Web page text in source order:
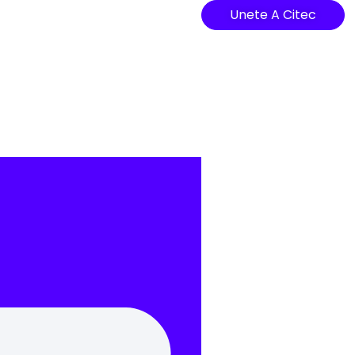
Unete A Citec